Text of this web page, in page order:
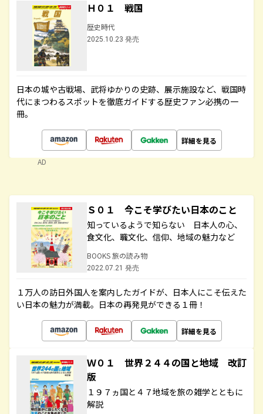
Ｈ０１ 戦国
歴史時代
2025.10.23 発売
日本の城や古戦場、武将ゆかりの史跡、展示施設など、戦国時
代にまつわるスポットを徹底ガイドする歴史ファン必携の一
冊。
詳細を見る
AD
Ｓ０１ 今こそ学びたい日本のこと
知っているようで知らない 日本人の心、
食文化、職文化、信仰、地域の魅力など
BOOKS 旅の読み物
2022.07.21 発売
１万人の訪日外国人を案内したガイドが、日本人にこそ伝えた
い日本の魅力が満載。日本の再発見ができる１冊！
詳細を見る
Ｗ０１ 世界２４４の国と地域 改訂
版
１９７ヵ国と４７地域を旅の雑学とともに
解説